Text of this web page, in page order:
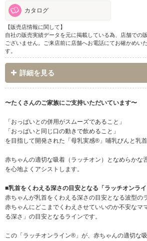
カタログ
【販売店情報に関して】
自社の販売実績データを元に掲載している為、店舗での
ございません。ご来店前に店舗へお電話にてお確かめい
す。
詳細を見る
〜たくさんのご家族にご支持いただいています〜
「おっぱいとの併用がスムーズであること」
「おっぱいと同じ口の動きで飲めること」
を目指して開発された「母乳実感®」哺乳びんと乳首
赤ちゃんの適切な吸着（ラッチオン）となめらかな
を心地よくアシストします。
■乳首をくわえる深さの目安となる「ラッチオンライ
赤ちゃんが乳首をくわえる深さの目安となる波型の
赤ちゃんにどこまでくわえさせていいのか不安なマ
る深さ」の目安となるラインです。
この「ラッチオンライン®」が、赤ちゃんの適切な